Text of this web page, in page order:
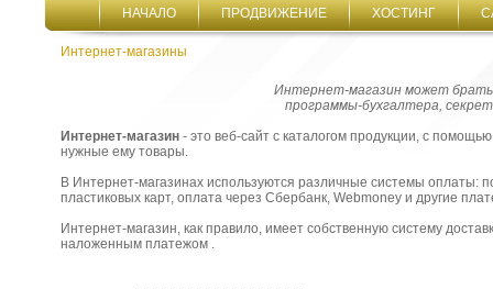
НАЧАЛО ПРОДВИЖЕНИЕ ХОСТИНГ
Интернет-магазины
Интернет-магазин может брать
программы-бухгалтера,
Интернет-магазин - это веб-сайт с каталогом продукции, с
нужные ему товары.
В Интернет-магазинах используются различные системы оплаты:
пластиковых карт, оплата через Сбербанк, Webmoney и другие
Интернет-магазин, как правило, имеет собственную систему
наложенным платежом .